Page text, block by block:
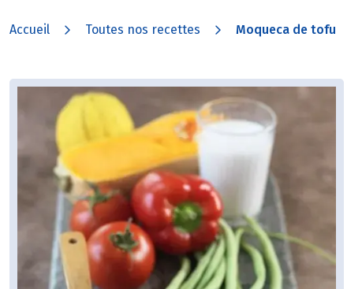
Accueil Toutes nos recettes Moqueca de tofu